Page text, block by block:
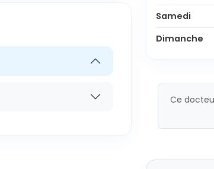
Samedi
Dimanche
Ce